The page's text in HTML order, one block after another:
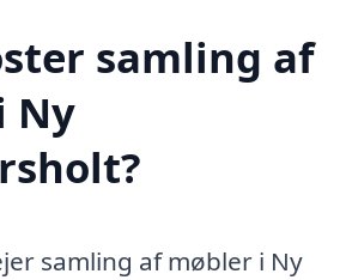
samling af
Ny
samling af møbler i Ny